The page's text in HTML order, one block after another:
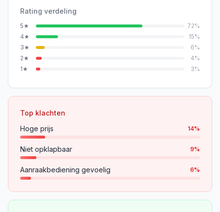
Rating verdeling
5★ 72%
4★ 15%
3★ 6%
2★ 4%
1★ 3%
Top klachten
Hoge prijs
14%
Niet opklapbaar 9%
Aanraakbediening gevoelig 6%